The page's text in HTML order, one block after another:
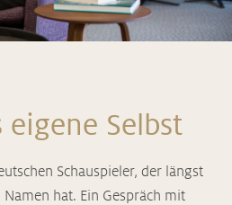
eigene Selbst
Schauspieler, der längst
hat. Ein Gespräch mit